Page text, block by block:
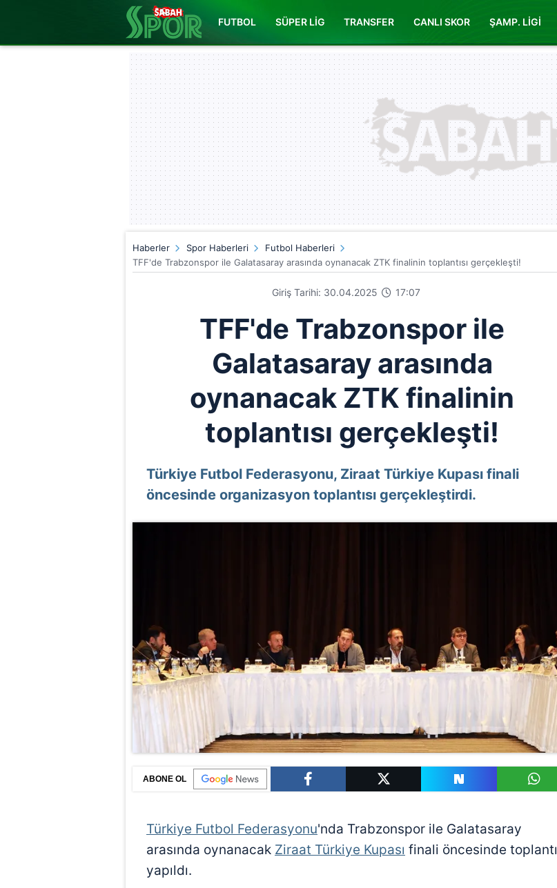
FUTBOL SÜPER LİG TRANSFER CANLI SKOR ŞAMP. LİGİ
Haberler Spor Haberleri
Futbol Haberleri
TFF'de Trabzonspor ile Galatasaray arasında oynanacak ZTK finalinin toplantısı gerçekleşti!
Giriş Tarihi: 30.04.2025 17:07
TFF'de Trabzonspor ile
Galatasaray arasında
oynanacak ZTK finalinin
toplantısı gerçekleşti!
Türkiye Futbol Federasyonu, Ziraat Türkiye Kupası finali
öncesinde organizasyon toplantısı gerçekleştirdi.
ABONE OL
Türkiye Futbol Federasyonu'nda Trabzonspor ile Galatasaray
arasında oynanacak Ziraat Türkiye Kupası finali öncesinde toplantı
yapıldı.